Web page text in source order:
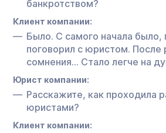
банкротством?
Клиент компании:
Было. С самого начала было,
поговорил с юристом. После
сомнения… Стало легче на
Юрист компании:
Расскажите, как проходила
юристами?
Клиент компании: